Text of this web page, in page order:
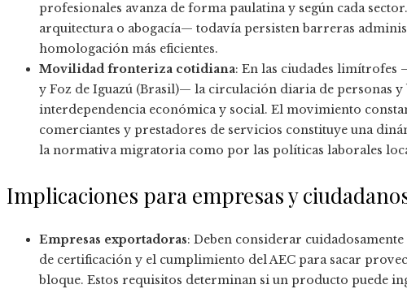
profesionales avanza de forma paulatina y según cada
arquitectura o abogacía— todavía persisten barreras
homologación más eficientes.
Movilidad fronteriza cotidiana: En las ciudades limítrofes
y Foz de Iguazú (Brasil)— la circulación diaria de personas y
interdependencia económica y social. El movimiento
comerciantes y prestadores de servicios constituye una
la normativa migratoria como por las políticas laborales
Implicaciones para empresas y
Empresas exportadoras: Deben considerar
de certificación y el cumplimiento del AEC para sacar
bloque. Estos requisitos determinan si un producto puede